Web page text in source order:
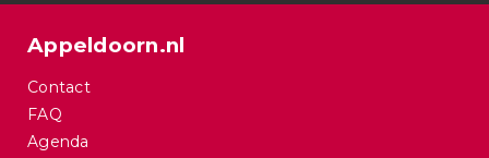
Appeldoorn.nl
Contact
FAQ
Agenda